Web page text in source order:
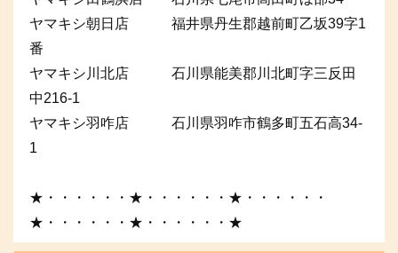
ヤマキシ朝日店 福井県丹生郡越前町乙坂39字1
番
ヤマキシ川北店 石川県能美郡川北町字三反田
中216-1
ヤマキシ羽咋店 石川県羽咋市鶴多町五石高34-
1
★・・・・・・★・・・・・・★・・・・・・
★・・・・・・★・・・・・・★